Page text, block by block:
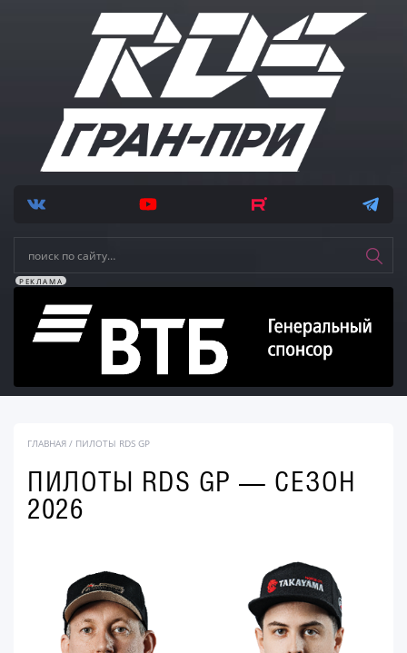
РЕКЛАМА
ГЛАВНАЯ / ПИЛОТЫ RDS GP
ПИЛОТЫ RDS GP — СЕЗОН
2026